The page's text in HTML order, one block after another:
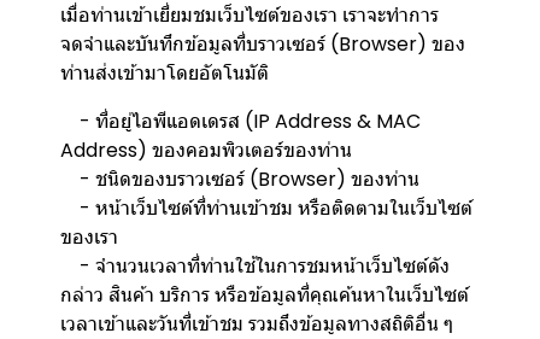
เมื่อท่านเข้าเยี่ยมชมเว็บไซต์ของเรา เราจะทำการ
จดจำและบันทึกข้อมูลที่บราวเซอร์ (Browser) ของ
ท่านส่งเข้ามาโดยอัตโนมัติ
- ที่อยู่ไอพีแอดเดรส (IP Address & MAC
Address) ของคอมพิวเตอร์ของท่าน
- ชนิดของบราวเซอร์ (Browser) ของท่าน
- หน้าเว็บไซต์ที่ท่านเข้าชม หรือติดตามในเว็บไซต์
ของเรา
- จำนวนเวลาที่ท่านใช้ในการชมหน้าเว็บไซต์ดัง
กล่าว สินค้า บริการ หรือข้อมูลที่คุณค้นหาในเว็บไซต์
เวลาเข้าและวันที่เข้าชม รวมถึงข้อมูลทางสถิติอื่น ๆ